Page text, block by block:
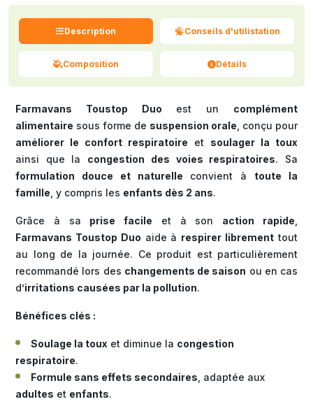
Description Conseils d'utilistation
Composition Détails
Farmavans Toustop Duo est un complément
alimentaire sous forme de suspension orale , conçu pour
améliorer le confort respiratoire et soulager la toux
ainsi que la congestion des voies respiratoires. Sa
formulation douce et naturelle convient à toute la
famille , y compris les enfants dès 2 ans.
Grâce à sa prise facile et à son action rapide
Farmavans Toustop Duo aide à respirer librement tout
au long de la journée. Ce produit est particulièrement
recommandé lors des changements de saison ou en cas
d’irritations causées par la pollution.
Bénéfices clés :
Soulage la toux et diminue la congestion
respiratoire.
Formule sans effets secondaires , adaptée aux
adultes et enfants.